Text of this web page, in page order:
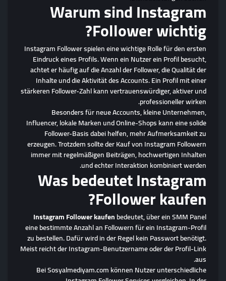
Warum sind Instagram
Follower wichtig?
Instagram Follower spielen eine wichtige Rolle für den ersten
Eindruck eines Profils. Wenn ein Nutzer ein Profil besucht,
achtet er häufig auf die Anzahl der Follower, die Qualität der
Inhalte und die Aktivität des Accounts. Ein Profil mit einer
stärkeren Follower-Zahl kann vertrauenswürdiger, aktiver und
professioneller wirken.
Besonders für neue Accounts, kleine Unternehmen,
Influencer, lokale Marken und Online-Shops kann eine solide
Follower-Basis dabei helfen, mehr Aufmerksamkeit zu
erzeugen. Trotzdem sollte der Kauf von Instagram Followern
immer mit regelmäßigen Beiträgen, hochwertigen Inhalten
und echter Interaktion kombiniert werden.
Was bedeutet Instagram
Follower kaufen?
Instagram Follower kaufenbedeutet, über ein SMM Panel
eine bestimmte Anzahl an Followern für ein Instagram-Profil
zu bestellen. Dafür wird in der Regel kein Passwort benötigt.
Meist reicht der Instagram-Benutzername oder der Profil-Link
aus.
Bei Sosyalmediyam.com können Nutzer unterschiedliche